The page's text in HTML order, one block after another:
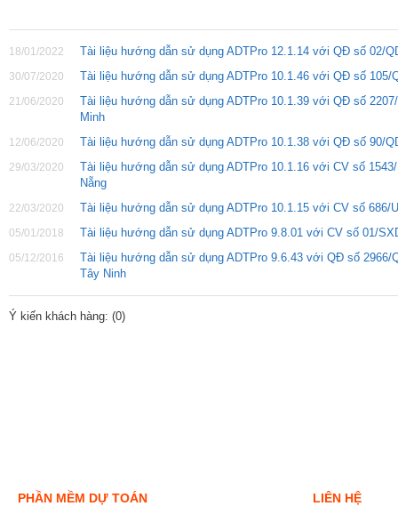
18/01/2022 Tài liệu hướng dẫn sử dụng ADTPro 12.1.14 với QĐ số 02/
30/07/2020 Tài liệu hướng dẫn sử dụng ADTPro 10.1.46 với QĐ số 105/
21/06/2020
Tài liệu hướng dẫn sử dụng ADTPro 10.1.39 với QĐ số
Minh
12/06/2020 Tài liệu hướng dẫn sử dụng ADTPro 10.1.38 với QĐ số 90/
29/03/2020
Tài liệu hướng dẫn sử dụng ADTPro 10.1.16 với CV số
Nẵng
22/03/2020 Tài liệu hướng dẫn sử dụng ADTPro 10.1.15 với CV số
05/01/2018 Tài liệu hướng dẫn sử dụng ADTPro 9.8.01 với CV số 01/
05/12/2016
Tài liệu hướng dẫn sử dụng ADTPro 9.6.43 với QĐ số
Tây Ninh
Ý kiến khách hàng: (0)
PHẦN MỀM DỰ TOÁN LIÊN HỆ